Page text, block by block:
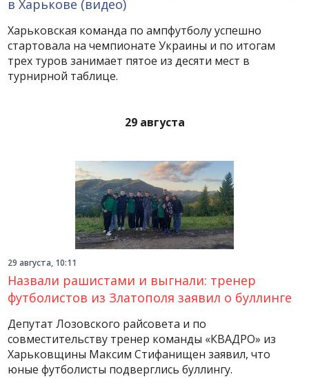
в Харькове (видео)
Харьковская команда по ампфутболу успешно
стартовала на чемпионате Украины и по итогам
трех туров занимает пятое из десяти мест в
турнирной таблице.
29 августа
29 августа, 10:11
Назвали рашистами и выгнали: тренер
футболистов из Златополя заявил о буллинге
Депутат Лозовского райсовета и по
совместительству тренер команды «КВАДРО» из
Харьковщины Максим Стифанищен заявил, что
юные футболисты подверглись буллингу.